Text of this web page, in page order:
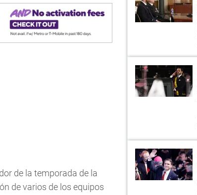
de la temporada de la
de varios de los equipos